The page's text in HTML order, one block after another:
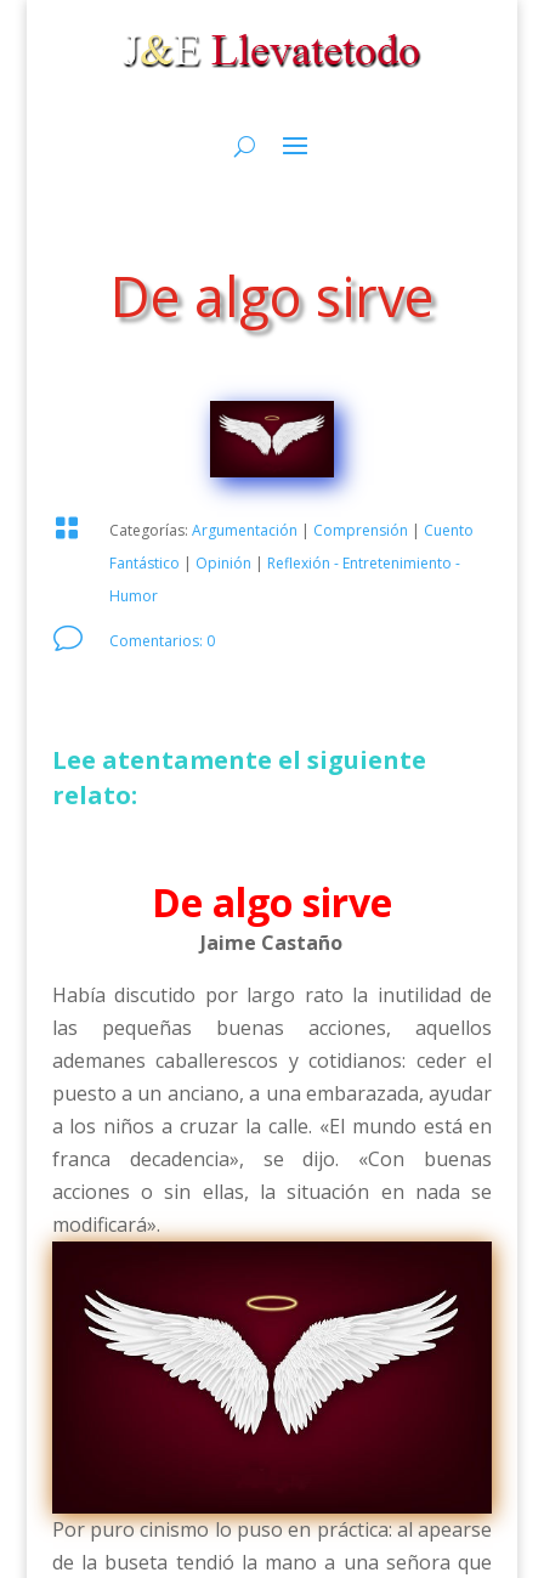
De algo sirve
 Categorías: Argumentación | Comprensión | Cuento
Fantástico | Opinión | Reflexión - Entretenimiento -
Humor
v Comentarios: 0
Lee atentamente el siguiente
relato:
De algo sirve
Jaime Castaño
Había discutido por largo rato la inutilidad de
las pequeñas buenas acciones, aquellos
ademanes caballerescos y cotidianos: ceder el
puesto a un anciano, a una embarazada, ayudar
a los niños a cruzar la calle. «El mundo está en
franca decadencia», se dijo. «Con buenas
acciones o sin ellas, la situación en nada se
modificará».
Por puro cinismo lo puso en práctica: al apearse
de la buseta tendió la mano a una señora que